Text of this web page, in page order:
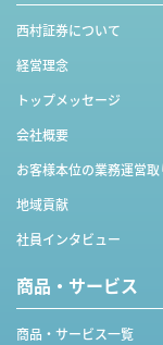
西村証券について
経営理念
トップメッセージ
会社概要
お客様本位の業務運営
地域貢献
社員インタビュー
商品・サービス
商品・サービス一覧